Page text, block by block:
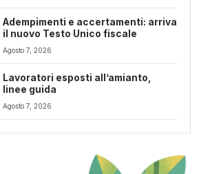
Adempimenti e accertamenti: arriva
il nuovo Testo Unico fiscale
Agosto 7, 2026
Lavoratori esposti all’amianto,
linee guida
Agosto 7, 2026